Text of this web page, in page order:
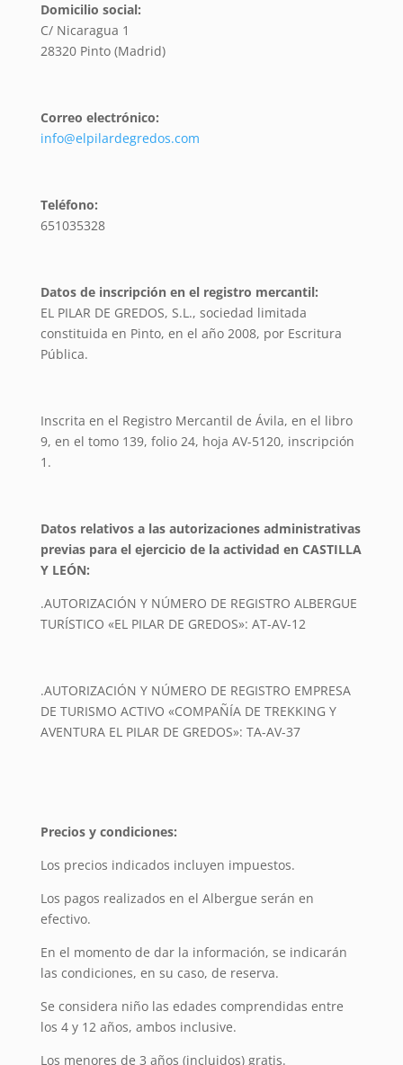
Domicilio social:
C/ Nicaragua 1
28320 Pinto (Madrid)
Correo electrónico:
info@elpilardegredos.com
Teléfono:
651035328
Datos de inscripción en el registro mercantil:
EL PILAR DE GREDOS, S.L., sociedad limitada
constituida en Pinto, en el año 2008, por Escritura
Pública.
Inscrita en el Registro Mercantil de Ávila, en el libro
9, en el tomo 139, folio 24, hoja AV-5120, inscripción
1.
Datos relativos a las autorizaciones administrativas
previas para el ejercicio de la actividad en CASTILLA
Y LEÓN:
.AUTORIZACIÓN Y NÚMERO DE REGISTRO ALBERGUE
TURÍSTICO «EL PILAR DE GREDOS»: AT-AV-12
.AUTORIZACIÓN Y NÚMERO DE REGISTRO EMPRESA
DE TURISMO ACTIVO «COMPAÑÍA DE TREKKING Y
AVENTURA EL PILAR DE GREDOS»: TA-AV-37
Precios y condiciones:
Los precios indicados incluyen impuestos.
Los pagos realizados en el Albergue serán en
efectivo.
En el momento de dar la información, se indicarán
las condiciones, en su caso, de reserva.
Se considera niño las edades comprendidas entre
los 4 y 12 años, ambos inclusive.
Los menores de 3 años (incluidos) gratis.